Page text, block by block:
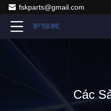
fskparts@gmail.com
Các